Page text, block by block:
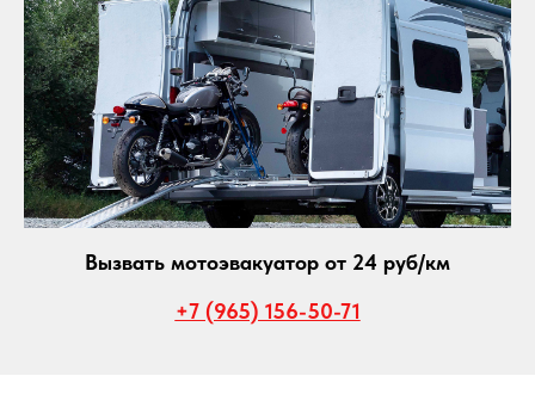
Вызвать мотоэвакуатор от 24 руб/км
+7 (965) 156-50-71